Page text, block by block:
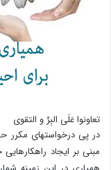
تعاونوا عَلَی البِرِّ و التقوی
در پی درخواستهای مکرر
مبنی بر ایجاد